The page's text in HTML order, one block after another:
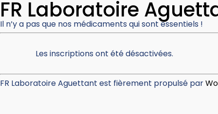
FR Laboratoire
Il n’y a pas que nos médicaments qui sont essentiels !
Les inscriptions ont été désactivées.
FR Laboratoire Aguettant est fièrement propulsé par